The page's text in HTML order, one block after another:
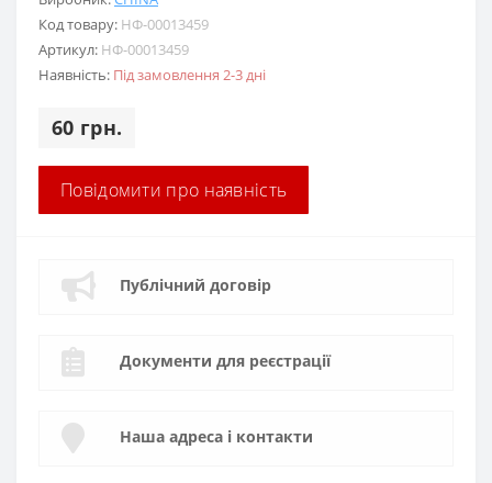
Код товару: НФ-00013459
Артикул: НФ-00013459
Наявність: Під замовлення 2-3 дні
60 грн.
Повідомити про наявність
Публічний договір
Документи для реєстрації
Наша адреса і контакти